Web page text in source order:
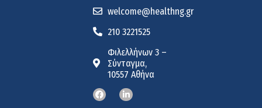
welcome@healthng.gr
210 3221525
Φιλελλήνων 3 –
Σύνταγμα,
10557 Αθήνα